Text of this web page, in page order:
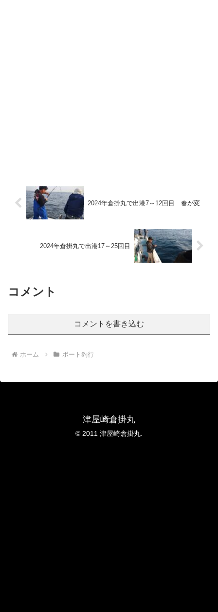
2024年倉掛丸で出港7～12回目 春が変
2024年倉掛丸で出港17～25回目
コメント
コメントを書き込む
ホーム ボート釣行
津屋崎倉掛丸
© 2011 津屋崎倉掛丸.